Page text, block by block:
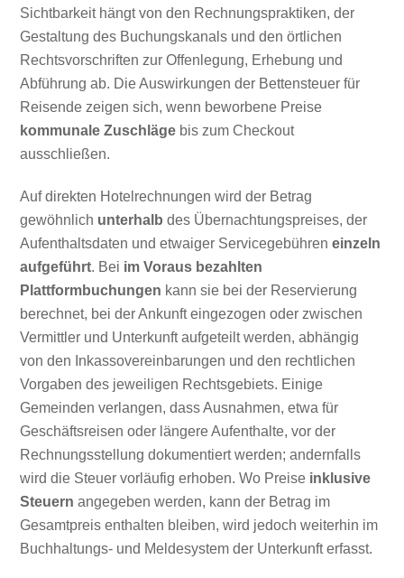
Sichtbarkeit hängt von den Rechnungspraktiken, der
Gestaltung des Buchungskanals und den örtlichen
Rechtsvorschriften zur Offenlegung, Erhebung und
Abführung ab. Die Auswirkungen der Bettensteuer für
Reisende zeigen sich, wenn beworbene Preise
kommunale Zuschläge bis zum Checkout
ausschließen.
Auf direkten Hotelrechnungen wird der Betrag
gewöhnlich unterhalb des Übernachtungspreises, der
Aufenthaltsdaten und etwaiger Servicegebühreneinzeln
aufgeführt. Bei im Voraus bezahlten
Plattformbuchungen kann sie bei der Reservierung
berechnet, bei der Ankunft eingezogen oder zwischen
Vermittler und Unterkunft aufgeteilt werden, abhängig
von den Inkassovereinbarungen und den rechtlichen
Vorgaben des jeweiligen Rechtsgebiets. Einige
Gemeinden verlangen, dass Ausnahmen, etwa für
Geschäftsreisen oder längere Aufenthalte, vor der
Rechnungsstellung dokumentiert werden; andernfalls
wird die Steuer vorläufig erhoben. Wo Preise inklusive
Steuern angegeben werden, kann der Betrag im
Gesamtpreis enthalten bleiben, wird jedoch weiterhin im
Buchhaltungs- und Meldesystem der Unterkunft erfasst.